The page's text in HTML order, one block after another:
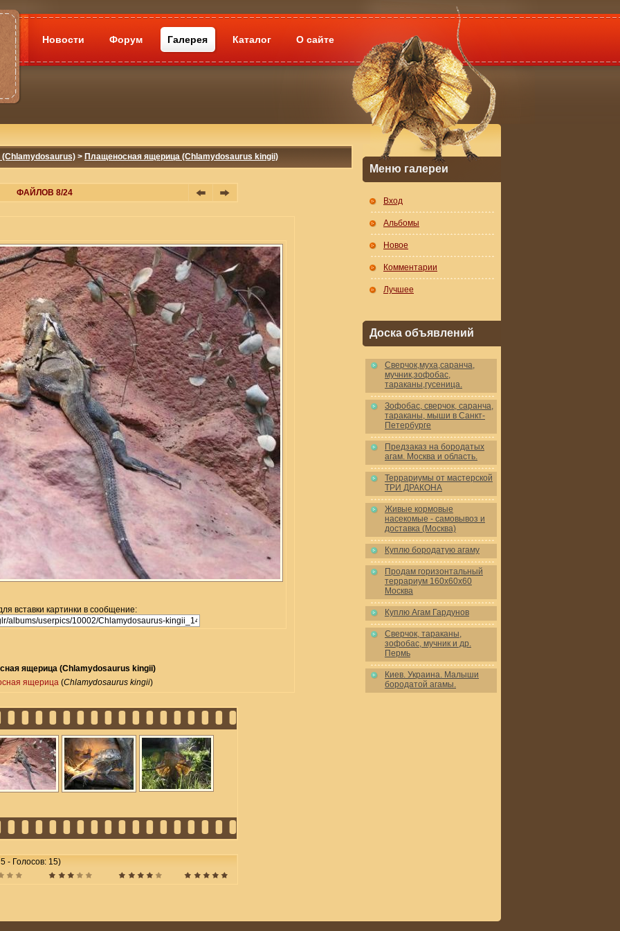
Новости Форум Галерея Каталог О сайте
> Плащеносная ящерица (Chlamydosaurus kingii)
ФАЙЛОВ 8/24
вставки картинки в сообщение:
ящерица (Chlamydosaurus kingii)
ящерица (Chlamydosaurus kingii)
- Голосов: 15)
Меню галереи
Вход
Альбомы
Новое
Комментарии
Лучшее
Доска объявлений
Cверчок,муха,саранча,
мучник,зофобас,
тараканы,гусеница.
Зофобас, сверчок, саранча,
тараканы, мыши в Санкт-
Петербурге
Предзаказ на бородатых
агам. Москва и область.
Террариумы от мастерской
ТРИ ДРАКОНА
Живые кормовые
насекомые - самовывоз и
доставка (Москва)
Куплю бородатую агаму
Продам горизонтальный
террариум 160x60x60
Москва
Куплю Агам Гардунов
Сверчок, тараканы,
зофобас, мучник и др.
Пермь
Киев. Украина. Малыши
бородатой агамы.